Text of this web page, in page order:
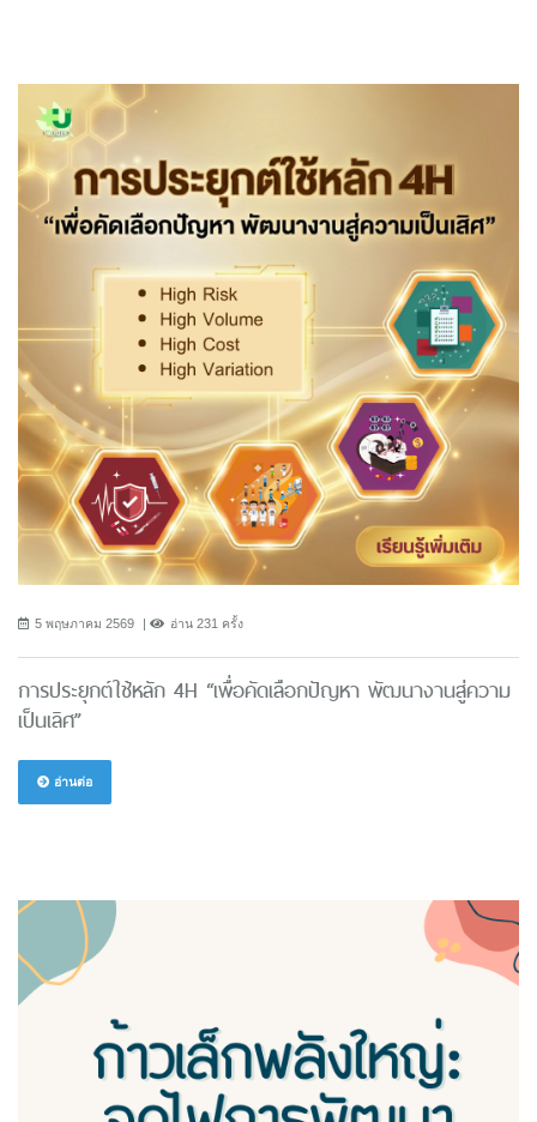
5 พฤษภาคม 2569 อ่าน 231 ครั้ง
การประยุกต์ใช้หลัก 4H “เพื่อคัดเลือกปัญหา พัฒนางานสู่ความ
เป็นเลิศ”
อ่านต่อ